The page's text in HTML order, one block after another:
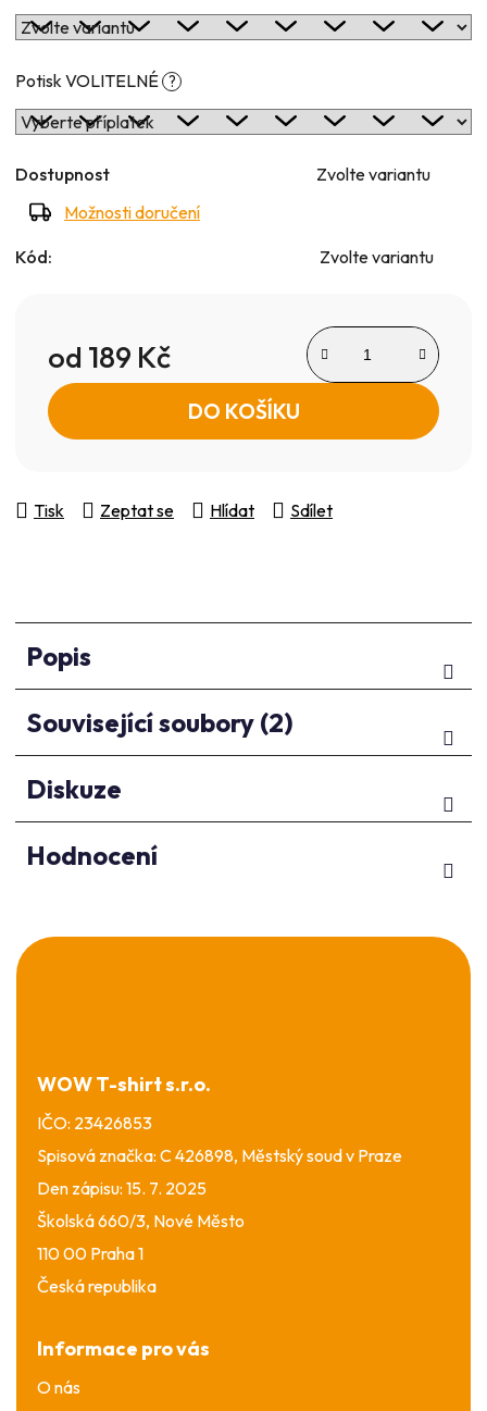
Potisk VOLITELNÉ ?
Dostupnost
Zvolte variantu
Možnosti doručení
Kód: Zvolte variantu
od 189 Kč
Měrná cena:
DO KOŠÍKU
Tisk Zeptat se Hlídat Sdílet
Popis
Související soubory (2)
Diskuze
Hodnocení
Z
á
WOW T-shirt s.r.o.
IČO: 23426853
Spisová značka: C 426898, Městský soud v Praze
Den zápisu: 15. 7. 2025
Školská 660/3, Nové Město
110 00 Praha 1
Česká republika
Informace pro vás
O nás